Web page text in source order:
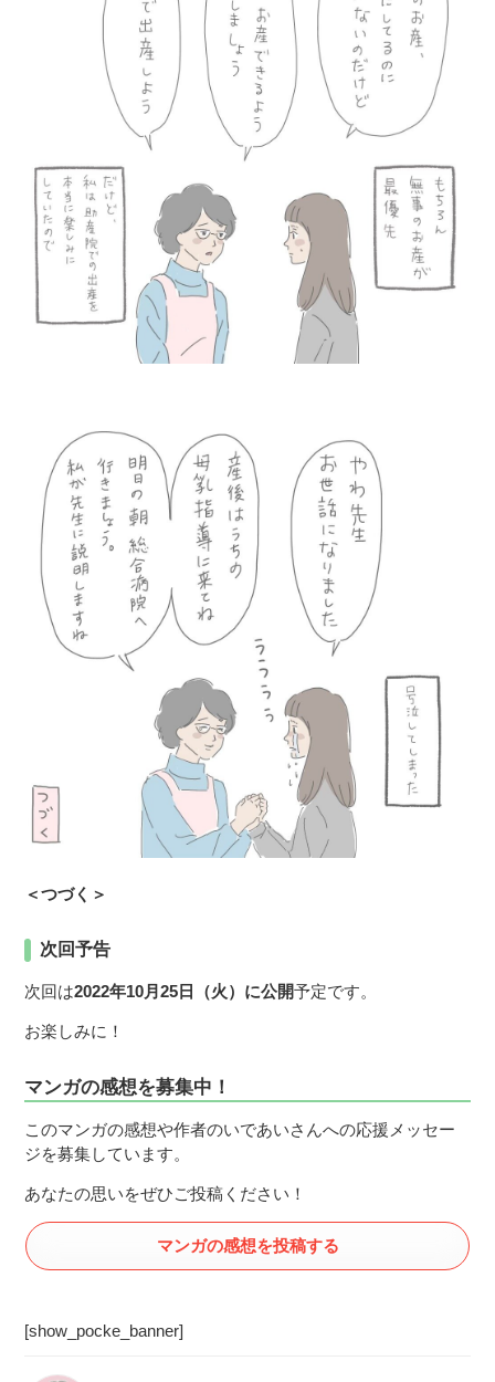
＜つづく＞
次回予告
次回は2022年10月25日（火）に公開予定です。
お楽しみに！
マンガの感想を募集中！
このマンガの感想や作者のいであいさんへの応援メッセー
ジを募集しています。
あなたの思いをぜひご投稿ください！
マンガの感想を投稿する
[show_pocke_banner]